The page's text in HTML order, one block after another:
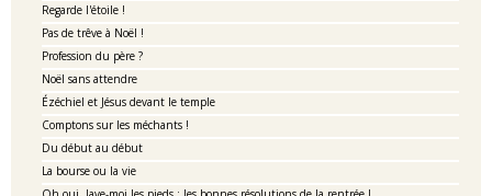
Regarde l'étoile !
Pas de trêve à Noël !
Profession du père ?
Noël sans attendre
Ézéchiel et Jésus devant le temple
Comptons sur les méchants !
Du début au début
La bourse ou la vie